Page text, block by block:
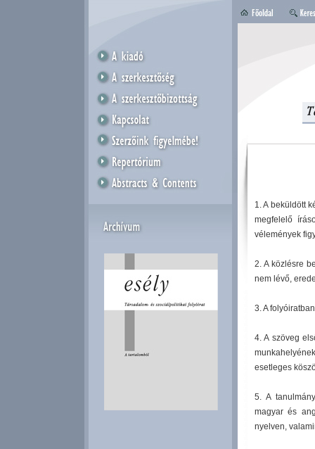
1. A beküldött
megfelelő
vélemények
2. A közlésre
nem lévő,
3. A
4. A szöveg
esetleges
5. A
magyar és
nyelven,